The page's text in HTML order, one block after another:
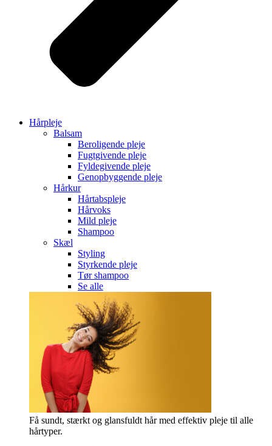
Hårpleje
Balsam
Beroligende pleje
Fugtgivende pleje
Fyldegivende pleje
Genopbyggende pleje
Hårkur
Hårtabspleje
Hårvoks
Mild pleje
Shampoo
Skæl
Styling
Styrkende pleje
Tør shampoo
Se alle
Få sundt, stærkt og glansfuldt hår med effektiv pleje til alle
hårtyper.